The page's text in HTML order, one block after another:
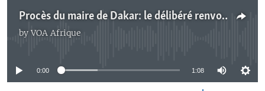
Procès du maire de Dakar: le délibéré renvoyé au 21 septembre
byVOA Afrique
No media source currently available
0:00 1:08